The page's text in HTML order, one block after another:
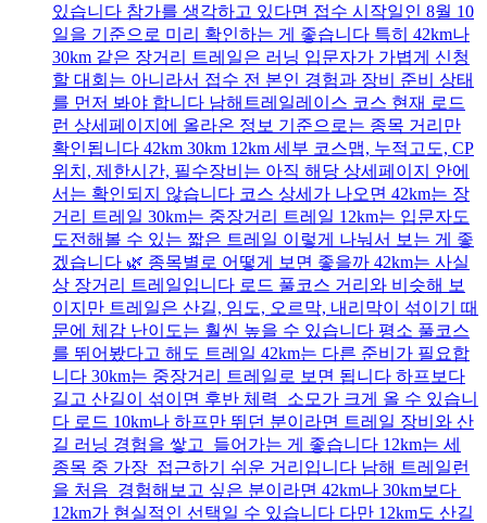
있습니다 참가를 생각하고 있다면 접수 시작일인 8월 10
일을 기준으로 미리 확인하는 게 좋습니다 특히 42km나
30km 같은 장거리 트레일은 러닝 입문자가 가볍게 신청
할 대회는 아니라서 접수 전 본인 경험과 장비 준비 상태
를 먼저 봐야 합니다 남해트레일레이스 코스 현재 로드
런 상세페이지에 올라온 정보 기준으로는 종목 거리만
확인됩니다 42km 30km 12km 세부 코스맵, 누적고도, CP
위치, 제한시간, 필수장비는 아직 해당 상세페이지 안에
서는 확인되지 않습니다 코스 상세가 나오면 42km는 장
거리 트레일 30km는 중장거리 트레일 12km는 입문자도
도전해볼 수 있는 짧은 트레일 이렇게 나눠서 보는 게 좋
겠습니다 🌿 종목별로 어떻게 보면 좋을까 42km는 사실
상 장거리 트레일입니다 로드 풀코스 거리와 비슷해 보
이지만 트레일은 산길, 임도, 오르막, 내리막이 섞이기 때
문에 체감 난이도는 훨씬 높을 수 있습니다 평소 풀코스
를 뛰어봤다고 해도 트레일 42km는 다른 준비가 필요합
니다 30km는 중장거리 트레일로 보면 됩니다 하프보다
길고 산길이 섞이면 후반 체력 소모가 크게 올 수 있습니
다 로드 10km나 하프만 뛰던 분이라면 트레일 장비와 산
길 러닝 경험을 쌓고 들어가는 게 좋습니다 12km는 세
종목 중 가장 접근하기 쉬운 거리입니다 남해 트레일런
을 처음 경험해보고 싶은 분이라면 42km나 30km보다
12km가 현실적인 선택일 수 있습니다 다만 12km도 산길